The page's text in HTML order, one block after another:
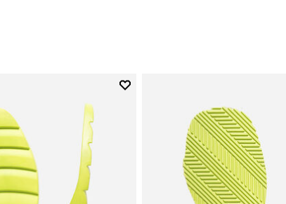
Add to wishlist